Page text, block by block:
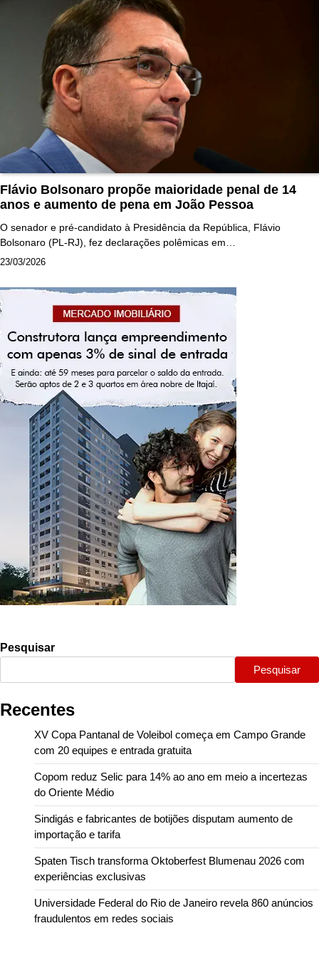
Flávio Bolsonaro propõe maioridade penal de 14
anos e aumento de pena em João Pessoa
O senador e pré-candidato à Presidência da República, Flávio
Bolsonaro (PL-RJ), fez declarações polêmicas em…
23/03/2026
Pesquisar
Pesquisar
Recentes
XV Copa Pantanal de Voleibol começa em Campo Grande
com 20 equipes e entrada gratuita
Copom reduz Selic para 14% ao ano em meio a incertezas
do Oriente Médio
Sindigás e fabricantes de botijões disputam aumento de
importação e tarifa
Spaten Tisch transforma Oktoberfest Blumenau 2026 com
experiências exclusivas
Universidade Federal do Rio de Janeiro revela 860 anúncios
fraudulentos em redes sociais